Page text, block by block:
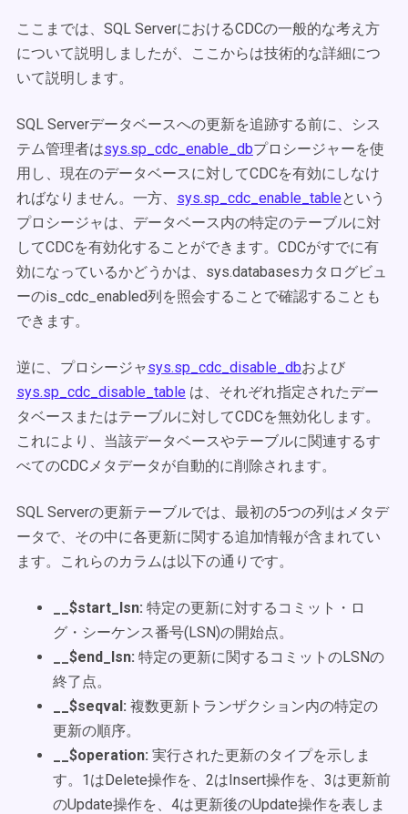
ここまでは、SQL ServerにおけるCDCの一般的な考え方
について説明しましたが、ここからは技術的な詳細につ
いて説明します。
SQL Serverデータベースへの更新を追跡する前に、シス
テム管理者はsys.sp_cdc_enable_dbプロシージャーを使
用し、現在のデータベースに対してCDCを有効にしなけ
ればなりません。一方、 sys.sp_cdc_enable_tableという
プロシージャは、データベース内の特定のテーブルに対
してCDCを有効化することができます。CDCがすでに有
効になっているかどうかは、sys.databasesカタログビュ
ーのis_cdc_enabled列を照会することで確認することも
できます。
逆に、プロシージャsys.sp_cdc_disable_dbおよび
sys.sp_cdc_disable_table は、それぞれ指定されたデー
タベースまたはテーブルに対してCDCを無効化します。
これにより、当該データベースやテーブルに関連するす
べてのCDCメタデータが自動的に削除されます。
SQL Serverの更新テーブルでは、最初の5つの列はメタデ
ータで、その中に各更新に関する追加情報が含まれてい
ます。これらのカラムは以下の通りです。
__$start_lsn: 特定の更新に対するコミット・ロ
グ・シーケンス番号(LSN)の開始点。
__$end_lsn: 特定の更新に関するコミットのLSNの
終了点。
__$seqval: 複数更新トランザクション内の特定の
更新の順序。
__$operation: 実行された更新のタイプを示しま
す。1はDelete操作を、2はInsert操作を、3は更新前
のUpdate操作を、4は更新後のUpdate操作を表しま